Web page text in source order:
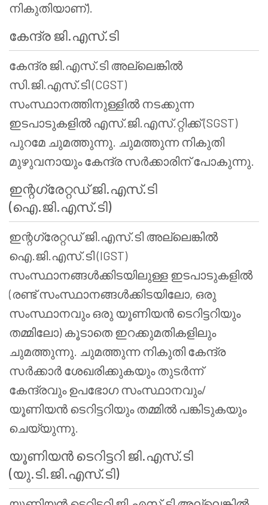
നികുതിയാണ്).
കേന്ദ്ര ജി.എസ്.ടി
കേന്ദ്ര ജി.എസ്.ടി അല്ലെങ്കിൽ
സി.ജി.എസ്.ടി (CGST)
സംസ്ഥാനത്തിനുള്ളിൽ നടക്കുന്ന
ഇടപാടുകളിൽ എസ്.ജി.എസ്.റ്റിക്ക് (SGST)
പുറമേ ചുമത്തുന്നു. ചുമത്തുന്ന നികുതി
മുഴുവനായും കേന്ദ്ര സർക്കാരിന് പോകുന്നു.
ഇന്റഗ്രേറ്റഡ് ജി.എസ്.ടി
(ഐ.ജി.എസ്.ടി)
ഇന്റഗ്രേറ്റഡ് ജി.എസ്.ടി അല്ലെങ്കിൽ
ഐ.ജി.എസ്.ടി (IGST)
സംസ്ഥാനങ്ങൾക്കിടയിലുള്ള ഇടപാടുകളിൽ
(രണ്ട് സംസ്ഥാനങ്ങൾക്കിടയിലോ, ഒരു
സംസ്ഥാനവും ഒരു യൂണിയൻ ടെറിട്ടറിയും
തമ്മിലോ) കൂടാതെ ഇറക്കുമതികളിലും
ചുമത്തുന്നു. ചുമത്തുന്ന നികുതി കേന്ദ്ര
സർക്കാർ ശേഖരിക്കുകയും തുടർന്ന്
കേന്ദ്രവും ഉപഭോഗ സംസ്ഥാനവും/
യൂണിയൻ ടെറിട്ടറിയും തമ്മിൽ പങ്കിടുകയും
ചെയ്യുന്നു.
യൂണിയൻ ടെറിട്ടറി ജി.എസ്.ടി
(യു.ടി.ജി.എസ്.ടി)